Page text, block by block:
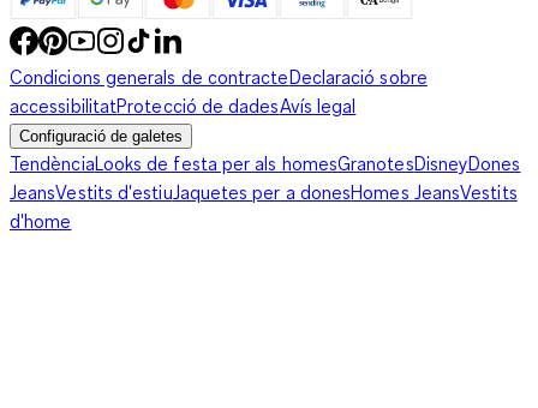
Condicions generals de contracteDeclaració sobre
accessibilitatProtecció de dadesAvís legal
Configuració de galetes
TendènciaLooks de festa per als homesGranotesDisneyDones
JeansVestits d'estiuJaquetes per a donesHomes JeansVestits
d'home